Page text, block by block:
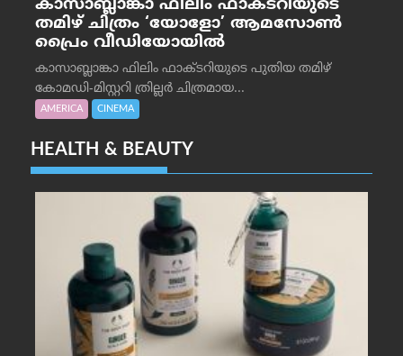
കാസാബ്ലാങ്കാ ഫിലിം ഫാക്ടറിയുടെ
തമിഴ് ചിത്രം ‘യോളോ’ ആമസോൺ
പ്രൈം വീഡിയോയിൽ
കാസാബ്ലാങ്കാ ഫിലിം ഫാക്ടറിയുടെ പുതിയ തമിഴ്
കോമഡി-മിസ്റ്ററി ത്രില്ലർ ചിത്രമായ...
AMERICA CINEMA
HEALTH & BEAUTY